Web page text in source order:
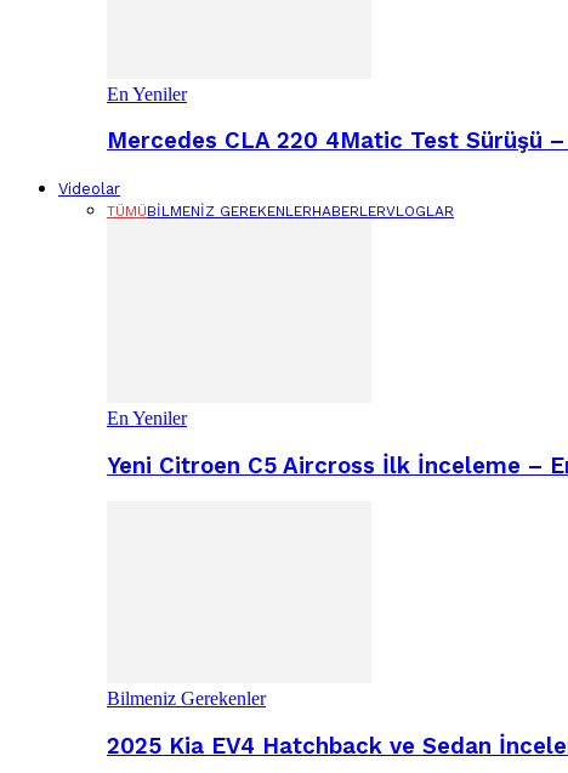
En Yeniler
Mercedes CLA 220 4Matic Test Sürüşü
Videolar
TÜMÜBILMENIZ GEREKENLERHABERLERVLOGLAR
En Yeniler
Yeni Citroen C5 Aircross İlk İnceleme –
Bilmeniz Gerekenler
2025 Kia EV4 Hatchback ve Sedan